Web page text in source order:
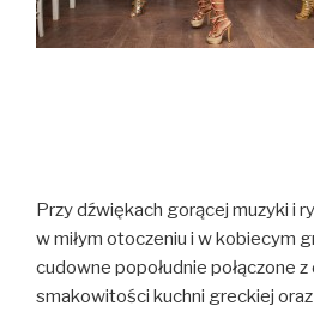
Przy dźwiękach gorącej muzyki i
w miłym otoczeniu i w kobiecym
cudowne popołudnie połączone
smakowitości kuchni greckiej